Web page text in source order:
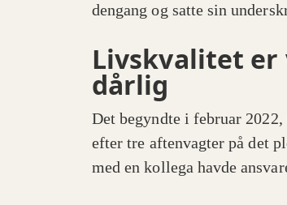
dengang og satte sin
Livskvalitet
dårlig
Det begyndte i februar
efter tre aftenvagter på det
med en kollega havde